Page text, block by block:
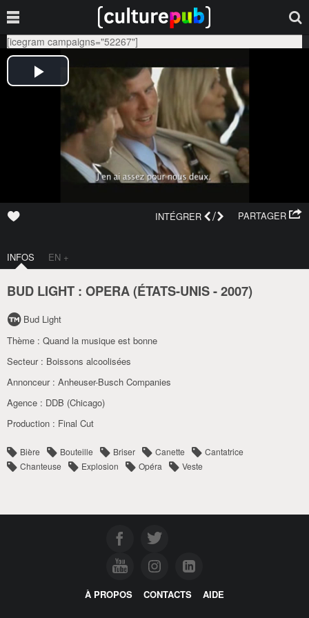
[icegram campaigns="52267"]
PARTAGER
INTÉGRER /
INFOS EN +
BUD LIGHT : OPERA (ÉTATS-UNIS-2007)
Bud Light
Thème : Quand la musique est bonne
Secteur : Boissons alcoolisées
Annonceur : Anheuser-Busch Companies
Agence : DDB (Chicago)
Production : Final Cut
Bière Bouteille Briser Canette
Cantatrice
Chanteuse
Explosion Opéra Veste
À PROPOS CONTACTS AIDE